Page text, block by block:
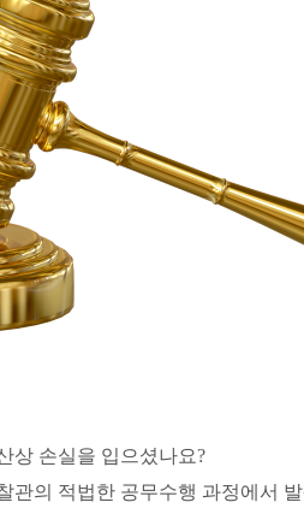
상 손실을 입으셨나요?
관의 적법한 공무수행 과정에서